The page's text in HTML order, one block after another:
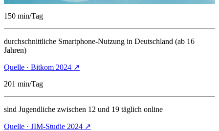
150 min/Tag
durchschnittliche Smartphone-Nutzung in Deutschland (ab 16
Jahren)
Quelle · Bitkom 2024 ↗
201 min/Tag
sind Jugendliche zwischen 12 und 19 täglich online
Quelle · JIM-Studie 2024 ↗